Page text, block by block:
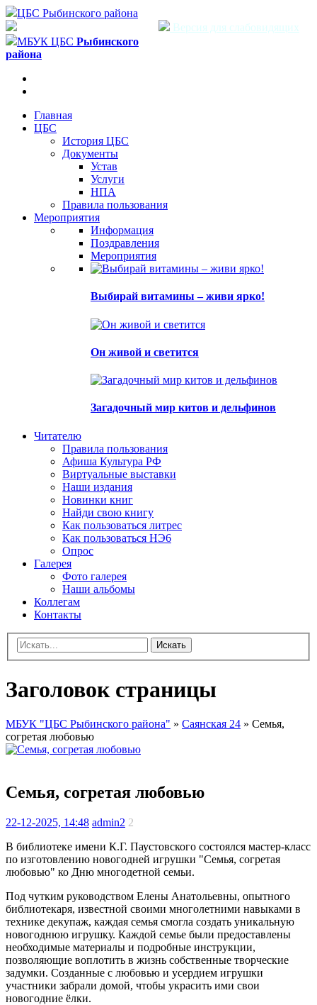
ЦБС Рыбинского района
Версия для слабовидящих
МБУК ЦБС Рыбинского
района
Главная
ЦБС
История ЦБС
Документы
Устав
Услуги
НПА
Правила пользования
Мероприятия
Информация
Поздравления
Мероприятия
Выбирай витамины – живи ярко!
Он живой и светится
Загадочный мир китов и дельфинов
Читателю
Правила пользования
Афиша Культура РФ
Виртуальные выставки
Наши издания
Новинки книг
Найди свою книгу
Как пользоваться литрес
Как пользоваться НЭ6
Опрос
Галерея
Фото галерея
Наши альбомы
Коллегам
Контакты
Искать
Заголовок страницы
МБУК "ЦБС Рыбинского района" » Саянская 24 » Семья,
согретая любовью
Семья, согретая любовью
22-12-2025, 14:48 admin2 2
В библиотеке имени К.Г. Паустовского состоялся мастер-класс
по изготовлению новогодней игрушки "Семья, согретая
любовью" ко Дню многодетной семьи.
Под чутким руководством Елены Анатольевны, опытного
библиотекаря, известной своими многолетними навыками в
технике декупаж, каждая семья смогла создать уникальную
новогоднюю игрушку. Каждой семье были предоставлены
необходимые материалы и подробные инструкции,
позволяющие воплотить в жизнь собственные творческие
задумки. Созданные с любовью и усердием игрушки
участники забрали домой, чтобы украсить ими свои
новогодние ёлки.